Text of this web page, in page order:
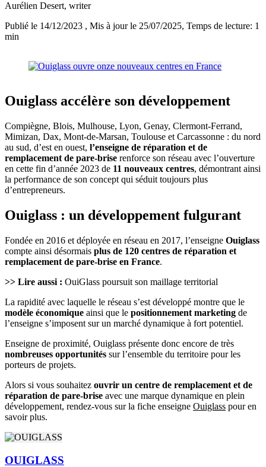
Aurélien Desert, writer
Publié le 14/12/2023 , Mis à jour le 25/07/2025, Temps de lecture: 1
min
Ouiglass accélère son développement
Compiègne, Blois, Mulhouse, Lyon, Genay, Clermont-Ferrand,
Mimizan, Dax, Mont-de-Marsan, Toulouse et Carcassonne : du nord
au sud, d’est en ouest, l’enseigne de réparation et de
remplacement de pare-brise renforce son réseau avec l’ouverture
en cette fin d’année 2023 de 11 nouveaux centres, démontrant ainsi
la performance de son concept qui séduit toujours plus
d’entrepreneurs.
Ouiglass : un développement fulgurant
Fondée en 2016 et déployée en réseau en 2017, l’enseigne Ouiglass
compte ainsi désormais plus de 120 centres de réparation et
remplacement de pare-brise en France.
>> Lire aussi : OuiGlass poursuit son maillage territorial
La rapidité avec laquelle le réseau s’est développé montre que le
modèle économique ainsi que le positionnement marketing de
l’enseigne s’imposent sur un marché dynamique à fort potentiel.
Enseigne de proximité, Ouiglass présente donc encore de très
nombreuses opportunités sur l’ensemble du territoire pour les
porteurs de projets.
Alors si vous souhaitez ouvrir un centre de remplacement et de
réparation de pare-brise avec une marque dynamique en plein
développement, rendez-vous sur la fiche enseigne Ouiglass pour en
savoir plus.
OUIGLASS